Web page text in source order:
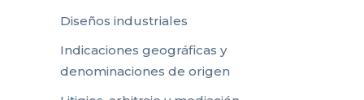
Diseños industriales
Indicaciones geográficas y
denominaciones de origen